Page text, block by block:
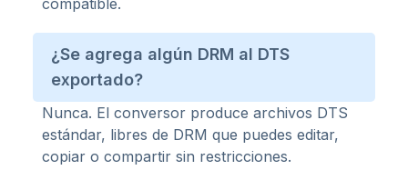
compatible.
¿Se agrega algún DRM al DTS
exportado?
Nunca. El conversor produce archivos DTS
estándar, libres de DRM que puedes editar,
copiar o compartir sin restricciones.